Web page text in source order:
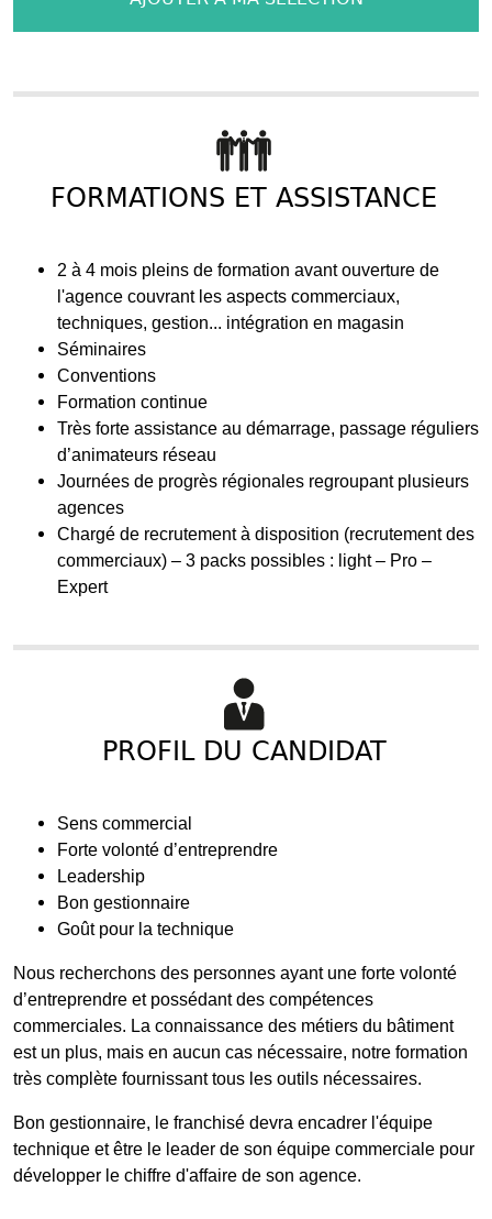
FORMATIONS ET ASSISTANCE
2 à 4 mois pleins de formation avant ouverture de
l'agence couvrant les aspects commerciaux,
techniques, gestion... intégration en magasin
Séminaires
Conventions
Formation continue
Très forte assistance au démarrage, passage réguliers
d’animateurs réseau
Journées de progrès régionales regroupant plusieurs
agences
Chargé de recrutement à disposition (recrutement des
commerciaux) – 3 packs possibles : light – Pro –
Expert
PROFIL DU CANDIDAT
Sens commercial
Forte volonté d’entreprendre
Leadership
Bon gestionnaire
Goût pour la technique
Nous recherchons des personnes ayant une forte volonté
d’entreprendre et possédant des compétences
commerciales. La connaissance des métiers du bâtiment
est un plus, mais en aucun cas nécessaire, notre formation
très complète fournissant tous les outils nécessaires.
Bon gestionnaire, le franchisé devra encadrer l'équipe
technique et être le leader de son équipe commerciale pour
développer le chiffre d'affaire de son agence.